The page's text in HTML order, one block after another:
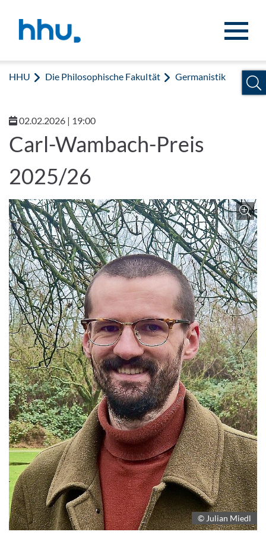
HHU Die Philosophische Fakultät Germanistik
02.02.2026 | 19:00
Carl-Wambach-Preis
2025/26
© Julian Miedl